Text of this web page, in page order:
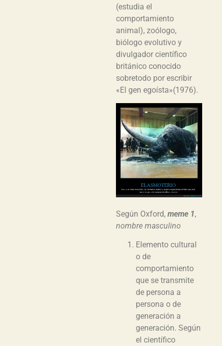
(estudia el
comportamiento
animal), zoólogo,
biólogo evolutivo y
divulgador científico
británico conocido
sobretodo por escribir
«El gen egoísta»(1976).
Según Oxford, meme 1,
nombre masculino
Elemento cultural
o de
comportamiento
que se transmite
de persona a
persona o de
generación a
generación. Según
el científico